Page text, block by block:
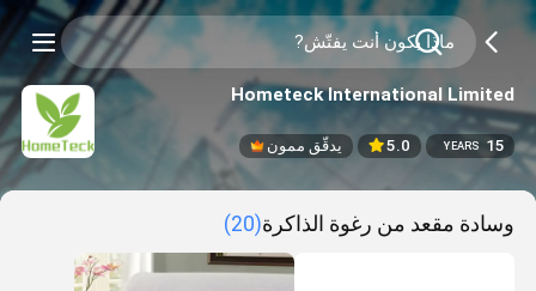
Hometeck International Limited
15
YEARS
5.0 يدقّق ممون
وسادة مقعد من رغوة الذاكرة(20)